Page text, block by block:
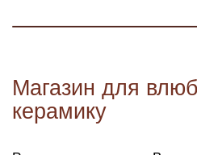
Магазин для
керамику